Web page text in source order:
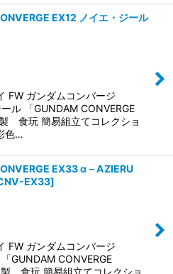
EX12 ノイエ・ジール
FW ガンダムコンバージ
ル 「GUNDAM CONVERGE
食玩 簡易組立てコレクショ
色…
EX33 α－AZIERU
EX33]
FW ガンダムコンバージ
GUNDAM CONVERGE